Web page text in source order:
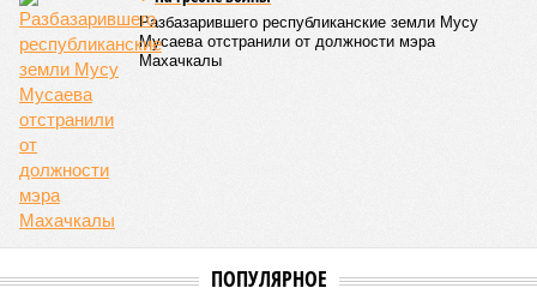
В Дагестане после ливней 18 сёл остаются без транспортного сообщения
(фото: Министерство транспорта и дорожного хозяйства Республики
Дагестан)
Министерство транспорта Республики Дагестан обнародовало
актуальную сводку о ходе ликвидации последствий мощных
ливней, обрушившихся на регион.
службам удалось восстановить транспортное сообщение